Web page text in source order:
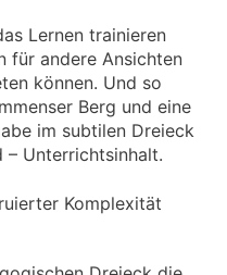
Lernen trainieren
für andere Ansichten
können. Und so
Berg und eine
im subtilen Dreieck
– Unterrichtsinhalt.
Komplexität